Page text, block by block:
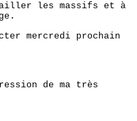
les massifs et à
mercredi prochain
de ma très